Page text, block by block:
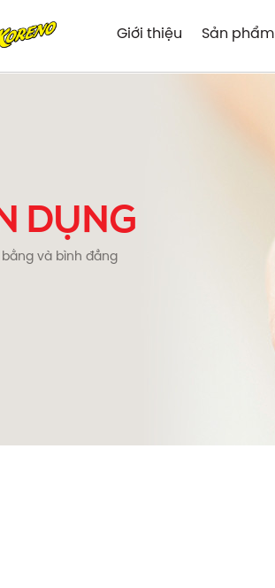
Giới thiệu Sản phẩm
DỤNG
và bình đẳng